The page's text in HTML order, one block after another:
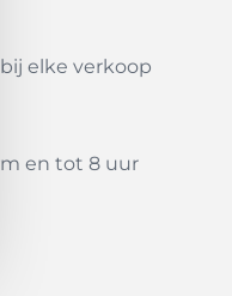
elke verkoop
en tot 8 uur